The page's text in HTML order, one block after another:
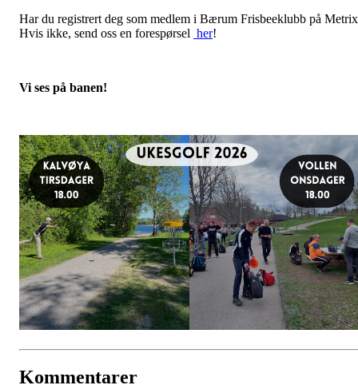
Har du registrert deg som medlem i Bærum Frisbeeklubb på
Hvis ikke, send oss en forespørsel her!
Vi ses på banen!
Kommentarer